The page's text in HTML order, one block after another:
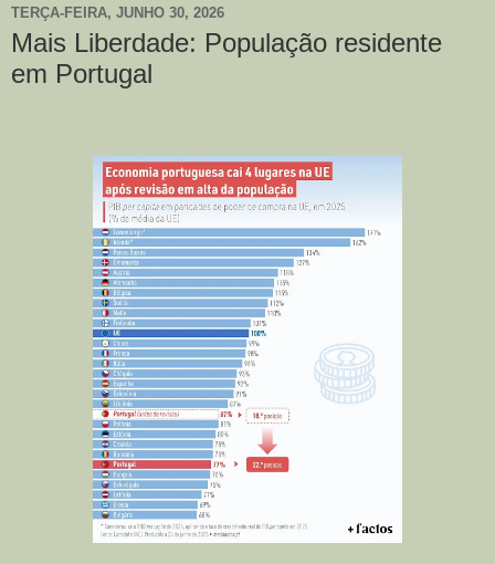
TERÇA-FEIRA, JUNHO 30, 2026
Mais Liberdade: População residente
em Portugal